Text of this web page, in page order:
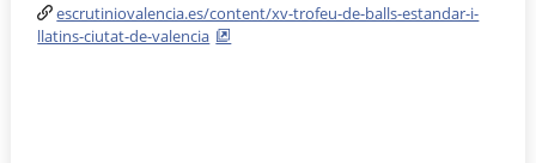
escrutiniovalencia.es/content/xv-trofeu-de-balls-estandar-i-
llatins-ciutat-de-valencia